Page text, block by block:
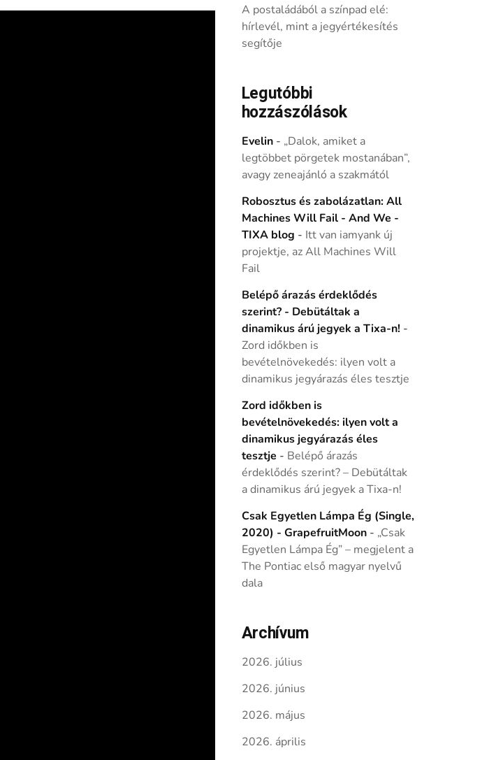
A postaládából a színpad elé:
hírlevél, mint a jegyértékesítés
segítője
Legutóbbi
hozzászólások
Evelin- „Dalok, amiket a
legtöbbet pörgetek mostanában”,
avagy zeneajánló a szakmától
Robosztus és zabolázatlan: All
Machines Will Fail - And We -
TIXA blog - Itt van iamyank új
projektje, az All Machines Will
Fail
Belépő árazás érdeklődés
szerint? - Debütáltak a
dinamikus árú jegyek a Tixa-n! -
Zord időkben is
bevételnövekedés: ilyen volt a
dinamikus jegyárazás éles tesztje
Zord időkben is
bevételnövekedés: ilyen volt a
dinamikus jegyárazás éles
tesztje - Belépő árazás
érdeklődés szerint? – Debütáltak
a dinamikus árú jegyek a Tixa-n!
Csak Egyetlen Lámpa Ég (Single,
2020) - GrapefruitMoon- „Csak
Egyetlen Lámpa Ég” – megjelent a
The Pontiac első magyar nyelvű
dala
Archívum
2026. július
2026. június
2026. május
2026. április